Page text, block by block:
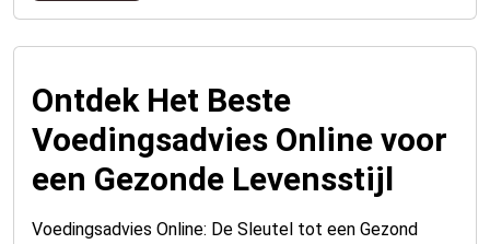
Ontdek Het Beste
Voedingsadvies Online voor
een Gezonde Levensstijl
Voedingsadvies Online: De Sleutel tot een Gezond